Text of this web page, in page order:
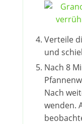
Verteile
und
Nach 8
Nach
wenden.